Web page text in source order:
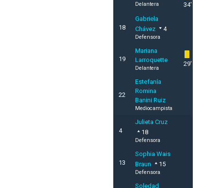
Delantera 34'
18
Gabriela
Chávez
4
Defensora
19
Mariana
Larroquette
Delantera
29'
22
Estefanía
Romina
Banini Ruiz
Mediocampista
4
Julieta Cruz
18
Defensora
13
Sophia Wais
Braun
15
Defensora
Soledad